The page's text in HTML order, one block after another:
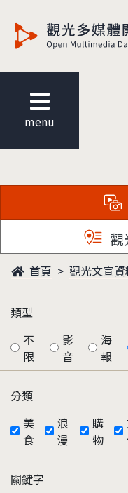
menu
觀
首頁 觀光文宣資
類型
不
限
影
音
海
報
分類
美
食
浪
漫
購
物
關鍵字